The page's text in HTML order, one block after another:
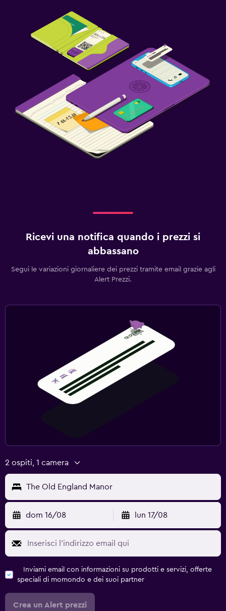
Ricevi una notifica quando i prezzi si
abbassano
Segui le variazioni giornaliere dei prezzi tramite email grazie agli
Alert Prezzi.
2 ospiti, 1 camera
The Old England Manor
dom 16/08 lun 17/08
Inviami email con informazioni su prodotti e servizi, offerte
speciali di momondo e dei suoi partner
Crea un Alert prezzi